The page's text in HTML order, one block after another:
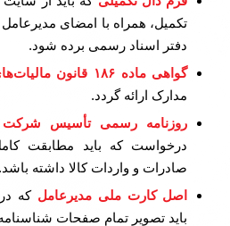
تکمیل، همراه با امضای
دفتر اسناد رسمی برده شود.
گواهی ماده۱۸۶ قانون
مدارک ارائه گردد.
روزنامه رسمی تأسیس شرکت
درخواست که باید مطابقت
صادرات و واردات کالا داشته باشد.
اصل کارت ملی مدیرعامل که
باید تصویر تمام صفحات